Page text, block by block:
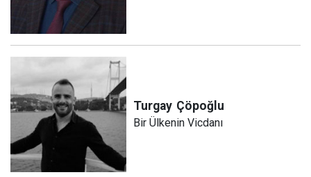
Turgay Çöpoğlu
Bir Ülkenin Vicdanı